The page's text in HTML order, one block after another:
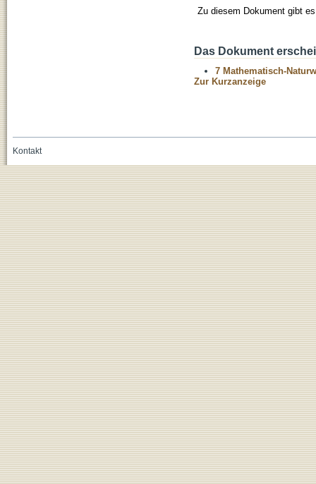
Zu diesem Dokument gibt
Das Dokument
7 Mathematisch-
Zur Kurzanzeige
Kontakt